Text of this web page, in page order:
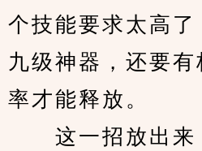
个技能要求太高了
九级神器，还要
率才能释放。
这一招放出来